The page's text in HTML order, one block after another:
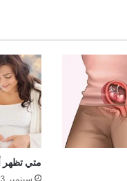
متي
سبتمبر 13, 2023